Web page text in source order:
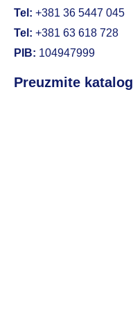
Tel: +381 36 5447 045
Tel: +381 63 618 728
PIB: 104947999
Preuzmite katalog